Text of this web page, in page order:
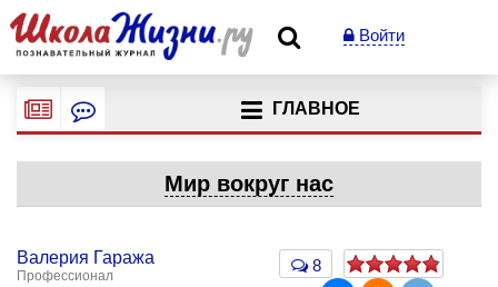
Войти
ГЛАВНОЕ
Мир вокруг нас
Валерия Гаража
Профессионал
8